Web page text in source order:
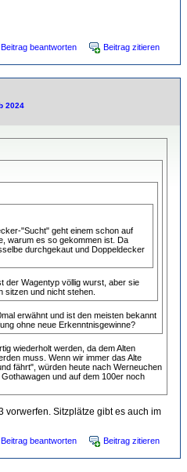
Beitrag beantworten Beitrag zitieren
2024
"Sucht" geht einem schon auf
warum es so gekommen ist. Da
durchgekaut und Doppeldecker
der Wagentyp völlig wurst, aber sie
sitzen und nicht stehen.
erwähnt und ist den meisten bekannt
ohne neue Erkenntnisgewinne?
wiederholt werden, da dem Alten
muss. Wenn wir immer das Alte
fährt", würden heute nach Werneuchen
und auf dem 100er noch
vorwerfen. Sitzplätze gibt es auch im
Beitrag beantworten Beitrag zitieren